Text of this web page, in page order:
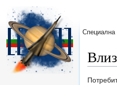
Специална